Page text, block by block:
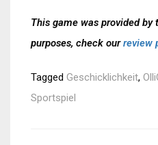
This game was provided
purposes, check ourreview
Tagged Geschicklichkeit,
Sportspiel